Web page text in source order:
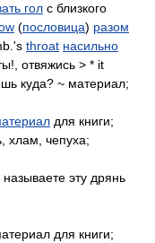
гол с близкого
(пословица) разом
throat насильно
отвяжись > * it
куда? ~ материал;
для книги;
хлам, чепуха;
эту дрянь
для книги;